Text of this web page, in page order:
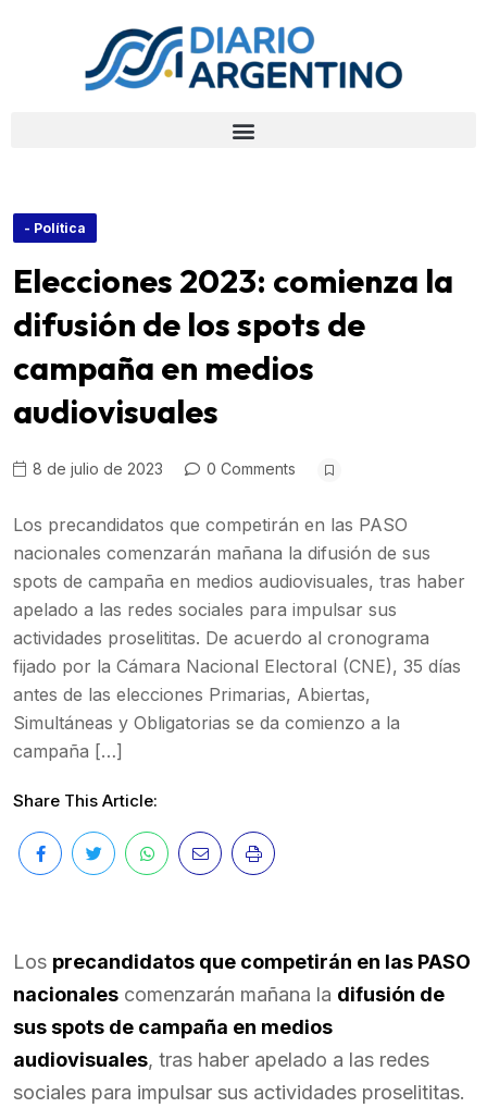
- Política
Elecciones 2023: comienza la
difusión de los spots de
campaña en medios
audiovisuales
8 de julio de 2023 0 Comments
Los precandidatos que competirán en las PASO
nacionales comenzarán mañana la difusión de sus
spots de campaña en medios audiovisuales, tras haber
apelado a las redes sociales para impulsar sus
actividades proselititas. De acuerdo al cronograma
fijado por la Cámara Nacional Electoral (CNE), 35 días
antes de las elecciones Primarias, Abiertas,
Simultáneas y Obligatorias se da comienzo a la
campaña […]
Share This Article:
Los precandidatos que competirán en las PASO
nacionales comenzarán mañana la difusión de
sus spots de campaña en medios
audiovisuales, tras haber apelado a las redes
sociales para impulsar sus actividades proselititas.